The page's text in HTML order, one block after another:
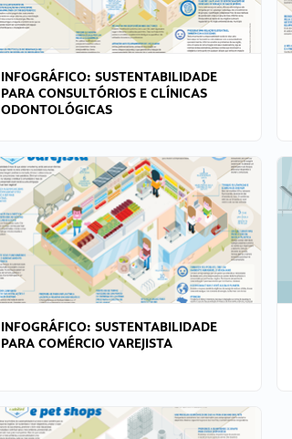
INFOGRÁFICO: SUSTENTABILIDADE
PARA CONSULTÓRIOS E CLÍNICAS
ODONTOLÓGICAS
INFOGRÁFICO: SUSTENTABILIDADE
PARA COMÉRCIO VAREJISTA